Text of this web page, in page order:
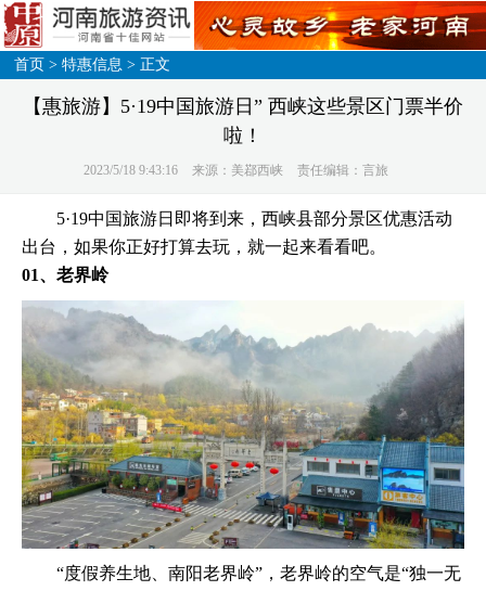
首页 >特惠信息 > 正文
【惠旅游】5·19中国旅游日” 西峡这些景区门票半价
啦！
2023/5/18 9:43:16 来源：美鄀西峡 责任编辑：言旅
5·19中国旅游日即将到来，西峡县部分景区优惠活动
出台，如果你正好打算去玩，就一起来看看吧。
01、老界岭
“度假养生地、南阳老界岭”，老界岭的空气是“独一无